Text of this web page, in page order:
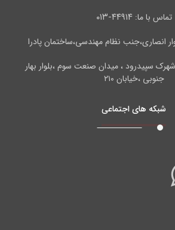
تماس با ما: ۴۴۹۱۴-۰۱۳
انصاری،جنب نظام مهندسی،ساختمان پادرا
سپیدرود ، میدان صنعت سوم ،بلوار بهار
جنوبی ،خیابان ۲۱۰
شبکه های اجتماعی